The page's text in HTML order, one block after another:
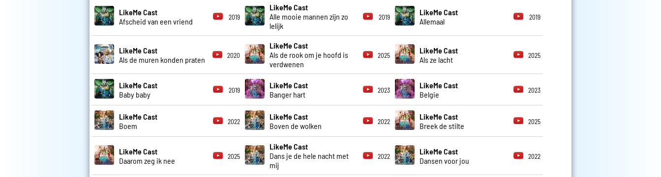
LikeMe Cast
Afscheid van een vriend
2019
LikeMe Cast
Alle mooie mannen zijn zo
lelijk
2019
LikeMe Cast
Allemaal
2019
LikeMe Cast
Als de muren konden praten
2020
LikeMe Cast
Als de rook om je hoofd is
verdwenen
2025
LikeMe Cast
Als ze lacht
2025
LikeMe Cast
Baby baby
2019
LikeMe Cast
Banger hart
2023
LikeMe Cast
Belgie
2023
LikeMe Cast
Boem
2022
LikeMe Cast
Boven de wolken
2022
LikeMe Cast
Breek de stilte
2025
LikeMe Cast
Daarom zeg ik nee
2025
LikeMe Cast
Dans je de hele nacht met
mij
2022
LikeMe Cast
Dansen voor jou
2022